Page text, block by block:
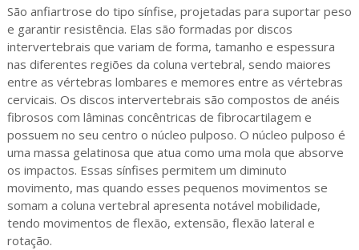
São anfiartrose do tipo sínfise, projetadas para suportar peso
e garantir resistência. Elas são formadas por discos
intervertebrais que variam de forma, tamanho e espessura
nas diferentes regiões da coluna vertebral, sendo maiores
entre as vértebras lombares e memores entre as vértebras
cervicais. Os discos intervertebrais são compostos de anéis
fibrosos com lâminas concêntricas de fibrocartilagem e
possuem no seu centro o núcleo pulposo. O núcleo pulposo é
uma massa gelatinosa que atua como uma mola que absorve
os impactos. Essas sínfises permitem um diminuto
movimento, mas quando esses pequenos movimentos se
somam a coluna vertebral apresenta notável mobilidade,
tendo movimentos de flexão, extensão, flexão lateral e
rotação.